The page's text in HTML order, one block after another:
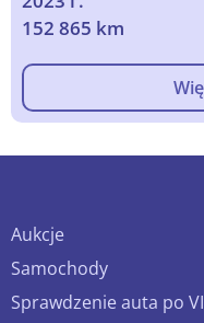
152 865 km
Aukcje
Samochody
Sprawdzenie auta po